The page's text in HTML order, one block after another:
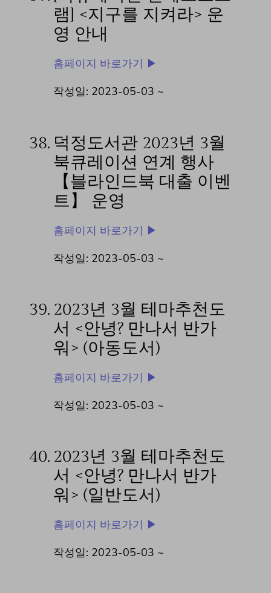
램] <지구를 지켜라> 운
영 안내
홈페이지 바로가기 ▶
작성일: 2023-05-03 ~
38. 덕정도서관 2023년 3월
북큐레이션 연계 행사
【블라인드북 대출 이벤
트】 운영
홈페이지 바로가기 ▶
작성일: 2023-05-03 ~
39. 2023년 3월 테마추천도
서 <안녕? 만나서 반가
워> (아동도서)
홈페이지 바로가기 ▶
작성일: 2023-05-03 ~
40. 2023년 3월 테마추천도
서 <안녕? 만나서 반가
워> (일반도서)
홈페이지 바로가기 ▶
작성일: 2023-05-03 ~